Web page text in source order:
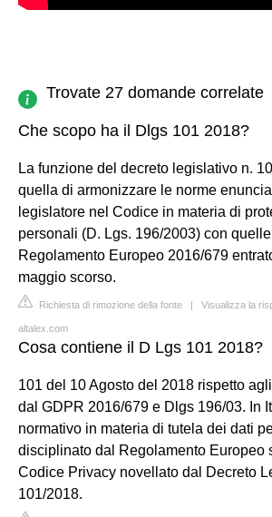
Trovate 27 domande correlate
Che scopo ha il Dlgs 101 2018?
La funzione del decreto legislativo n.
quella di armonizzare le norme
legislatore nel Codice in materia di
personali (D. Lgs. 196/2003) con quelle
Regolamento Europeo 2016/679
maggio scorso.
Richiesta di rimozione della fonte | Visualizza la
altalex.com
Cosa contiene il D Lgs 101 2018?
101 del 10 Agosto del 2018 rispetto
dal GDPR 2016/679 e Dlgs 196/03. In
normativo in materia di tutela dei dati
disciplinato dal Regolamento Europeo
Codice Privacy novellato dal Decreto
101/2018.